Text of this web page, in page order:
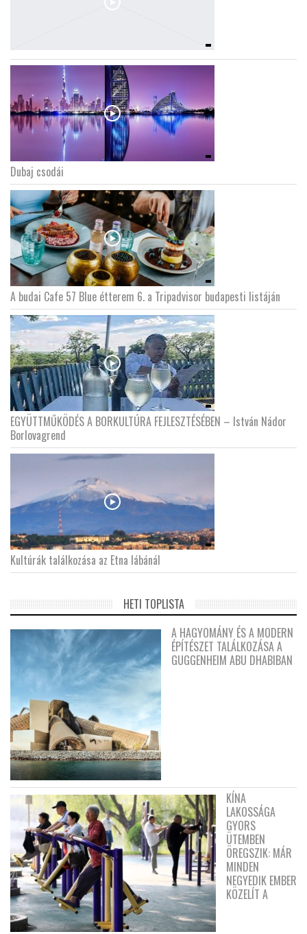
Dubaj csodái
A budai Cafe 57 Blue étterem 6. a Tripadvisor budapesti listáján
EGYÜTTMŰKÖDÉS A BORKULTÚRA FEJLESZTÉSÉBEN – István Nádor
Borlovagrend
Kultúrák találkozása az Etna lábánál
HETI TOPLISTA
A HAGYOMÁNY ÉS A MODERN
ÉPÍTÉSZET TALÁLKOZÁSA A
GUGGENHEIM ABU DHABIBAN
KÍNA
LAKOSSÁGA
GYORS
ÜTEMBEN
ÖREGSZIK: MÁR
MINDEN
NEGYEDIK EMBER
KÖZELÍT A